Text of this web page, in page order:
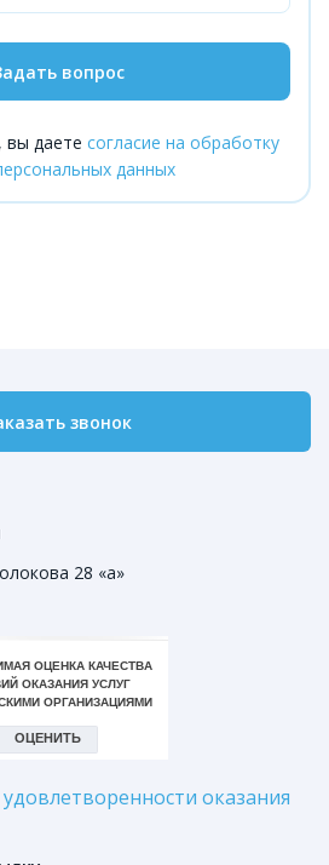
вопрос
вы даете согласие на обработку
данных
звонок
28 «а»
оказания